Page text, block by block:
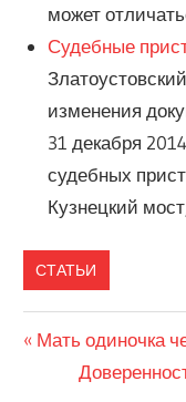
может
Судебные
изменения
31 декабря
судебных
Кузнецкий
СТАТЬИ
Previous
Мать одиночка
Next